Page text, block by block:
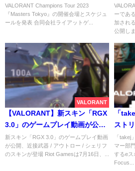
会場とスケジュールを発表
VALORANT Champions Tour 2023
『Masters Tokyo』の開催会場とスケジュ
ールを発表 合同会社ライアットゲ...
公開
性も
ーであ
加され
公開し
VALORANT
【VALORANT】新スキン「RGX
3.0」のゲームプレイ動画が公
開、近接武器 / アウトロー / シェ
リフのスキンが登場
新スキン「RGX 3.0」のゲームプレイ動画
が公開、近接武器 / アウトロー / シェリフ
のスキンが登場 Riot Gamesは7月16日、...
「
スト
「takej
マー部
するeス
Focus...